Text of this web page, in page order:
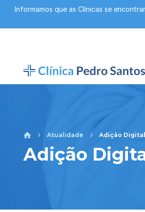
Informamos que as Clínicas se
Atualidade Adição
Adição